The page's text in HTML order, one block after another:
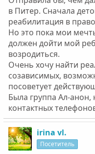
в Питер. Сначала
реабилитация в
Но это пока мои
должен дойти мой
возродиться.
Очень хочу найти
созависимых,
посоветует
Была группа Ал-анон,
контактных
irina vl.
Посетитель